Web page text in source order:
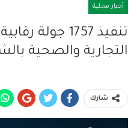
أخبار محلية
تنفيذ 1757
التجارية والصحية
شارك